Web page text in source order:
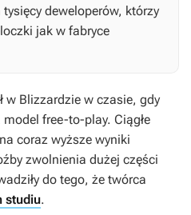
deweloperów, którzy
jak w fabryce
w Blizzardzie w czasie, gdy
free-to-play. Ciągłe
coraz wyższe wyniki
zwolnienia dużej części
do tego, że twórca
studiu.